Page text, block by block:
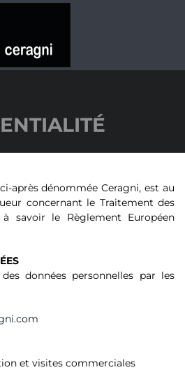
après dénommée Ceragni, est au
concernant le Traitement des
à savoir le Règlement Européen
données personnelles par les
et visites commerciales